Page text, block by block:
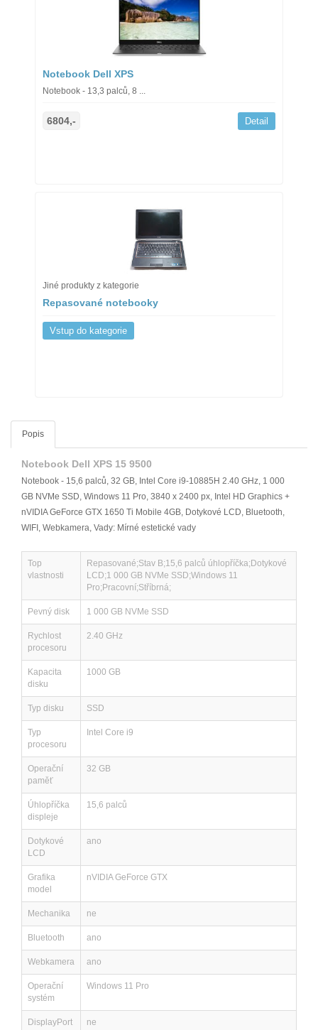
Notebook Dell XPS
Notebook - 13,3 palců, 8 ...
6804,- Detail
Jiné produkty z kategorie
Repasované notebooky
Vstup do kategorie
Popis
Notebook Dell XPS 15 9500
Notebook - 15,6 palců, 32 GB, Intel Core i9-10885H 2.40 GHz, 1 000
GB NVMe SSD, Windows 11 Pro, 3840 x 2400 px, Intel HD Graphics +
nVIDIA GeForce GTX 1650 Ti Mobile 4GB, Dotykové LCD, Bluetooth,
WIFI, Webkamera, Vady: Mírné estetické vady
Top
vlastnosti
Repasované;Stav B;15,6 palců úhlopříčka;Dotykové
LCD;1 000 GB NVMe SSD;Windows 11
Pro;Pracovní;Stříbrná;
Pevný disk 1 000 GB NVMe SSD
Rychlost
procesoru
2.40 GHz
Kapacita
disku
1000 GB
Typ disku SSD
Typ
procesoru
Intel Core i9
Operační
paměť
32 GB
Úhlopříčka
displeje
15,6 palců
Dotykové
LCD
ano
Grafika
model
nVIDIA GeForce GTX
Mechanika ne
Bluetooth ano
Webkamera ano
Operační
systém
Windows 11 Pro
DisplayPort ne